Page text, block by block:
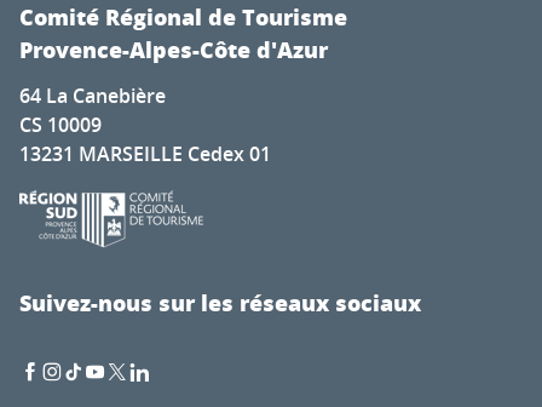
Comité Régional de Tourisme
Provence-Alpes-Côte d'Azur
64 La Canebière
CS 10009
13231 MARSEILLE Cedex 01
Suivez-nous sur les réseaux sociaux